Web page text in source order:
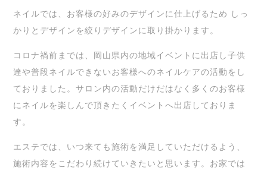
ネイルでは、お客様の好みのデザインに仕上げるため しっ
かりとデザインを絞りデザインに取り掛かります。
コロナ禍前までは、岡山県内の地域イベントに出店し子供
達や普段ネイルできないお客様へのネイルケアの活動をし
ておりました。サロン内の活動だけだはなく多くのお客様
にネイルを楽しんで頂きたくイベントへ出店しておりま
す。
エステでは、いつ来ても施術を満足していただけるよう、
施術内容をこだわり続けていきたいと思います。お家では